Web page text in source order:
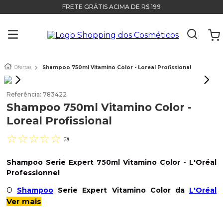
FRETE GRÁTIS ACIMA DE R$ 199
Ofertas Shampoo 750ml Vitamino Color - Loreal Profissional
Referência: 783422
Shampoo 750ml Vitamino Color -
Loreal Profissional
☆☆☆☆☆ (0)
Shampoo Serie Expert 750ml Vitamino Color - L'Oréal
Professionnel
O Shampoo Serie Expert Vitamino Color da L'Oréal
Professionnel
Ver mais